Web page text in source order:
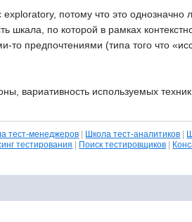
exploratory, потому что это
шкала, по которой в рамках
то предпочтениями (типа того что
вариативность используемых
тест-менеджеров | Школа тест-аналитиков |
тестирования | Поиск тестировщиков |